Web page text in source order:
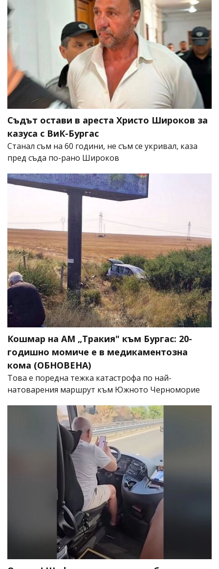
Съдът остави в ареста Христо Широков за
казуса с ВиК-Бургас
Станал съм на 60 години, не съм се укривал, каза
пред съда по-рано Широков
Кошмар на АМ „Тракия" към Бургас: 20-
годишно момиче е в медикаментозна
кома (ОБНОВЕНА)
Това е поредна тежка катастрофа по най-
натоварения маршрут към Южното Черноморие